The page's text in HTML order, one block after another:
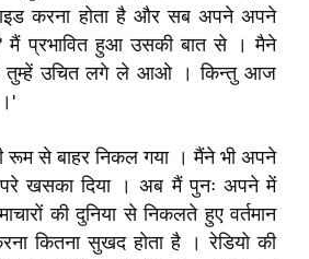
करना होता है और सब अपने अपने
मैं प्रभावित हुआ उसकी बात से । मैने
तुम्हें उचित लगे ले आओ । किन्तु आज
रूम से बाहर निकल गया । मैंने भी अपने
खसका दिया । अब मैं पुनः अपने में
की दुनिया से निकलते हुए वर्तमान
कितना सुखद होता है । रेडियो की